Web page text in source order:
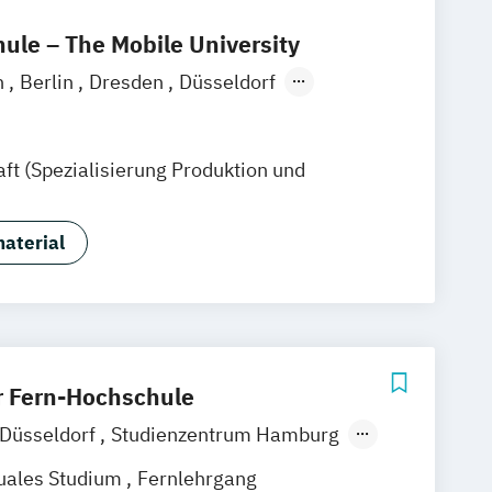
– The Mobile University
Berlin Dresden
Düsseldorf
Hamm Zürich Fürth
(Spezialisierung Produktion und
Fern-Hochschule
Studienzentrum Hamburg
Studienzentrum Stuttgart
Studium
Fernlehrgang